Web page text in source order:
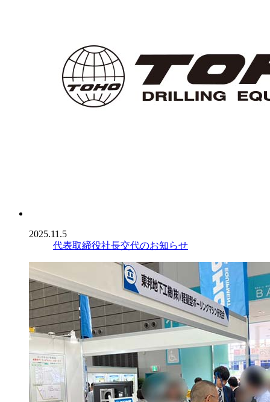
2025.11.5
代表取締役社長交代のお知らせ